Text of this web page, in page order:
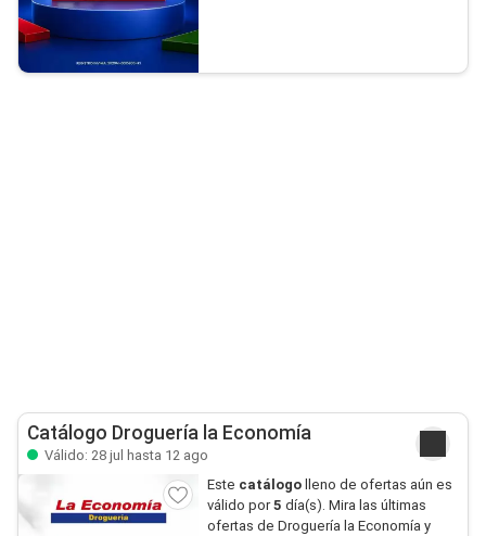
Catálogo Droguería la Economía
Válido: 28 jul hasta 12 ago
Este catálogolleno de ofertas aún es
válido por5 día(s). Mira las últimas
ofertas de Droguería la Economía y